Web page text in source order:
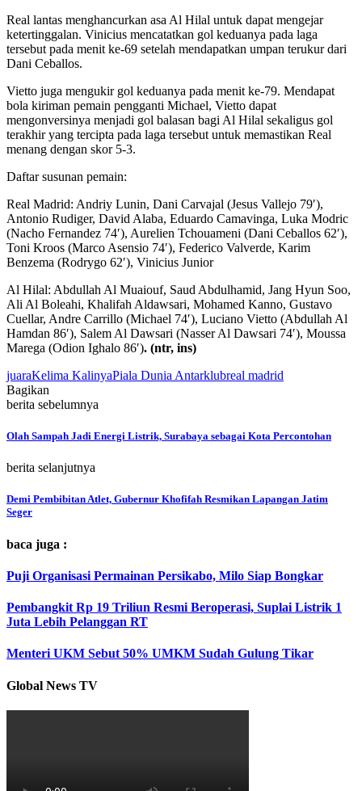
Real lantas menghancurkan asa Al Hilal untuk dapat mengejar
ketertinggalan. Vinicius mencatatkan gol keduanya pada laga
tersebut pada menit ke-69 setelah mendapatkan umpan terukur dari
Dani Ceballos.
Vietto juga mengukir gol keduanya pada menit ke-79. Mendapat
bola kiriman pemain pengganti Michael, Vietto dapat
mengonversinya menjadi gol balasan bagi Al Hilal sekaligus gol
terakhir yang tercipta pada laga tersebut untuk memastikan Real
menang dengan skor 5-3.
Daftar susunan pemain:
Real Madrid: Andriy Lunin, Dani Carvajal (Jesus Vallejo 79′),
Antonio Rudiger, David Alaba, Eduardo Camavinga, Luka Modric
(Nacho Fernandez 74′), Aurelien Tchouameni (Dani Ceballos 62′),
Toni Kroos (Marco Asensio 74′), Federico Valverde, Karim
Benzema (Rodrygo 62′), Vinicius Junior
Al Hilal: Abdullah Al Muaiouf, Saud Abdulhamid, Jang Hyun Soo,
Ali Al Boleahi, Khalifah Aldawsari, Mohamed Kanno, Gustavo
Cuellar, Andre Carrillo (Michael 74′), Luciano Vietto (Abdullah Al
Hamdan 86′), Salem Al Dawsari (Nasser Al Dawsari 74′), Moussa
Marega (Odion Ighalo 86′). (ntr, ins)
juaraKelima KalinyaPiala Dunia Antarklubreal madrid
Bagikan
berita sebelumnya
Olah Sampah Jadi Energi Listrik, Surabaya sebagai Kota Percontohan
berita selanjutnya
Demi Pembibitan Atlet, Gubernur Khofifah Resmikan Lapangan Jatim
Seger
baca juga :
Puji Organisasi Permainan Persikabo, Milo Siap Bongkar
Pembangkit Rp 19 Triliun Resmi Beroperasi, Suplai Listrik 1
Juta Lebih Pelanggan RT
Menteri UKM Sebut 50% UMKM Sudah Gulung Tikar
Global News TV